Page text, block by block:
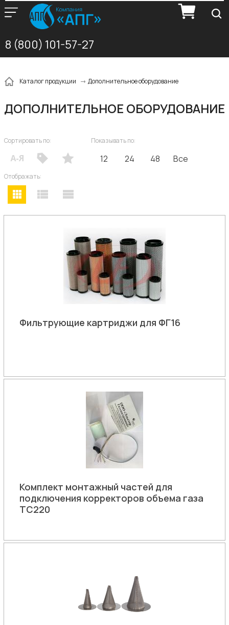
8 (800) 101-57-27
Каталог продукции Дополнительное оборудование
ДОПОЛНИТЕЛЬНОЕ ОБОРУДОВАНИЕ
Сортировать по: Показывать по:
12 24 48 Все
Отображать:
Фильтрующие картриджи для ФГ16
Комплект монтажный частей для
подключения корректоров объема газа
ТС220